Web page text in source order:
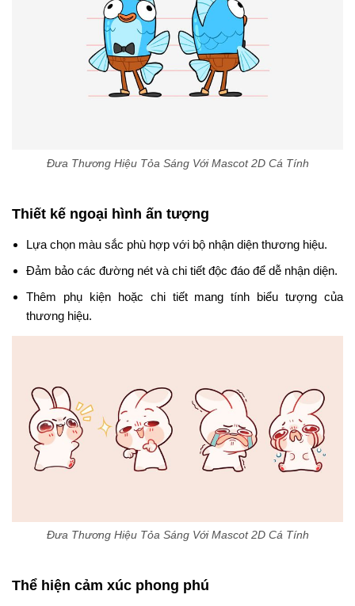
Đưa Thương Hiệu Tỏa Sáng Với Mascot 2D Cá Tính
Thiết kế ngoại hình ấn tượng
Lựa chọn màu sắc phù hợp với bộ nhận diện thương hiệu.
Đảm bảo các đường nét và chi tiết độc đáo để dễ nhận diện.
Thêm phụ kiện hoặc chi tiết mang tính biểu tượng của
thương hiệu.
Đưa Thương Hiệu Tỏa Sáng Với Mascot 2D Cá Tính
Thể hiện cảm xúc phong phú